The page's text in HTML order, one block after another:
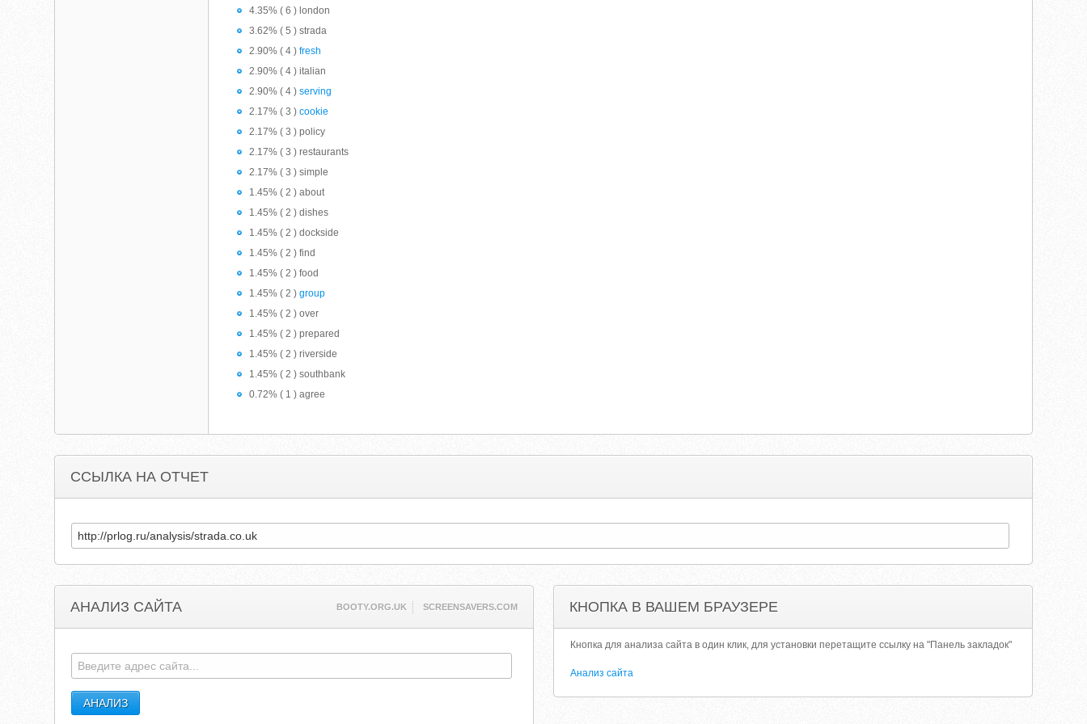
4.35% ( 6 ) london
3.62% ( 5 ) strada
2.90% ( 4 )fresh
2.90% ( 4 ) italian
2.90% ( 4 )serving
2.17% ( 3 )cookie
2.17% ( 3 ) policy
2.17% ( 3 ) restaurants
2.17% ( 3 ) simple
1.45% ( 2 ) about
1.45% ( 2 ) dishes
1.45% ( 2 ) dockside
1.45% ( 2 ) find
1.45% ( 2 ) food
1.45% ( 2 )group
1.45% ( 2 ) over
1.45% ( 2 ) prepared
1.45% ( 2 ) riverside
1.45% ( 2 ) southbank
0.72% ( 1 ) agree
ССЫЛКА НА ОТЧЕТ
АНАЛИЗ САЙТА BOOTY.ORG.UK SCREENSAVERS.COM КНОПКА В ВАШЕМ БРАУЗЕРЕ
Кнопка для анализа сайта в один клик, для установки перетащите ссылку на "Панель закладок"
Анализ сайта